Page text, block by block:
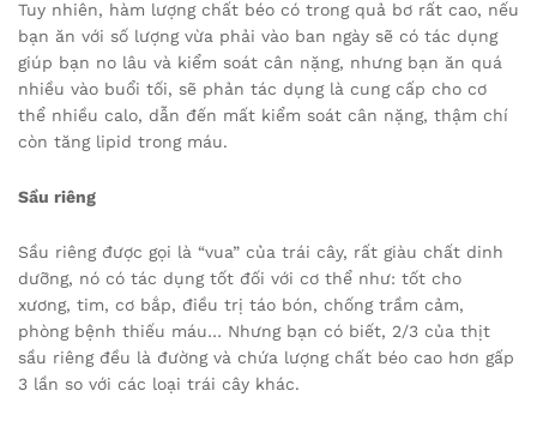
Tuy nhiên, hàm lượng chất béo có trong quả bơ rất cao, nếu
bạn ăn với số lượng vừa phải vào ban ngày sẽ có tác dụng
giúp bạn no lâu và kiểm soát cân nặng, nhưng bạn ăn quá
nhiều vào buổi tối, sẽ phản tác dụng là cung cấp cho cơ
thể nhiều calo, dẫn đến mất kiểm soát cân nặng, thậm chí
còn tăng lipid trong máu.
Sầu riêng
Sầu riêng được gọi là “vua” của trái cây, rất giàu chất dinh
dưỡng, nó có tác dụng tốt đối với cơ thể như: tốt cho
xương, tim, cơ bắp, điều trị táo bón, chống trầm cảm,
phòng bệnh thiếu máu… Nhưng bạn có biết, 2/3 của thịt
sầu riêng đều là đường và chứa lượng chất béo cao hơn gấp
3 lần so với các loại trái cây khác.